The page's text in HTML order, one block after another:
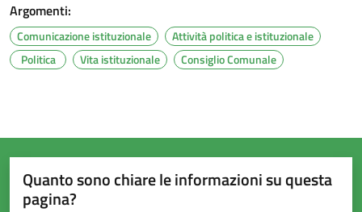
Argomenti:
Comunicazione istituzionale
Attività politica e istituzionale
Politica
Vita istituzionale Consiglio Comunale
Quanto sono chiare le informazioni su questa
pagina?